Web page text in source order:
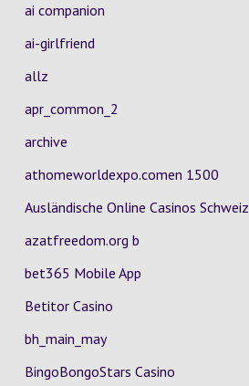
ai companion
ai-girlfriend
allz
apr_common_2
archive
athomeworldexpo.comen 1500
Ausländische Online Casinos Schweiz
azatfreedom.org b
bet365 Mobile App
Betitor Casino
bh_main_may
BingoBongoStars Casino